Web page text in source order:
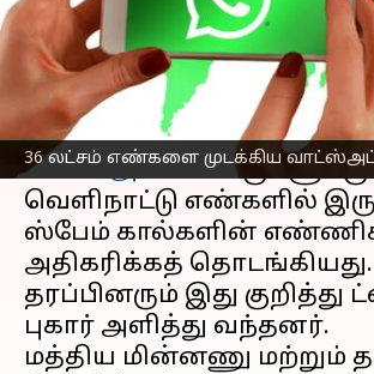
36 லட்சம் எண்களை முடக்கிய
எழுதியவர் Prasanna Venkatesh May 17, 2023
செய்தி முன்னோட்டம்
சில வாரங்களாக
வாட்ஸ்அப்கணக்குகளுக்கு
வெளிநாட்டு எண்களில்
ஸ்பேம் கால்களின்
அதிகரிக்கத்
தரப்பினரும் இது குறித்து
புகார் அளித்து வந்தனர்.
மத்திய மின்னணு மற்றும்